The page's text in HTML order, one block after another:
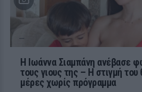
H Ιωάννα Σιαμπάνη ανέβασε
τους γιους της – Η στιγμή του
μέρες χωρίς πρόγραμμα